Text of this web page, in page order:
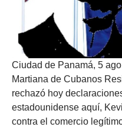
Ciudad de Panamá, 5
Martiana de Cubanos
rechazó hoy
estadounidense aquí,
contra el comercio